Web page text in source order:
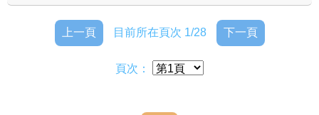
聘約附錄
上一頁 目前所在頁次 1/28 下一頁
頁次：